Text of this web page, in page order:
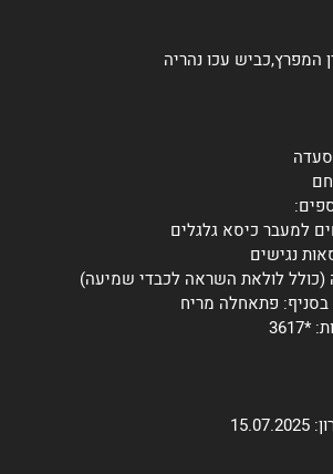
המפרץ,כביש עכו נהריה
למעבר כיסא גלגלים
נגישים
(כולל לולאת השראה לכבדי שמיעה)
בסניף: פתאחלה מריח